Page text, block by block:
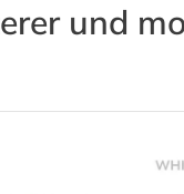
und